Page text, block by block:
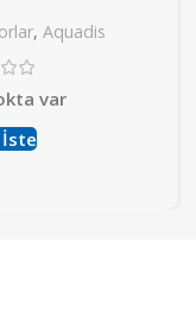
, Aquadis
var